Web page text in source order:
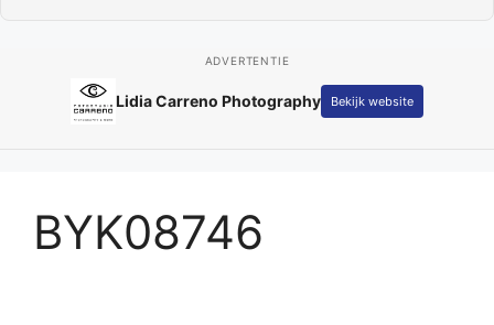
ADVERTENTIE
Lidia Carreno Photography Bekijk website
BYK08746